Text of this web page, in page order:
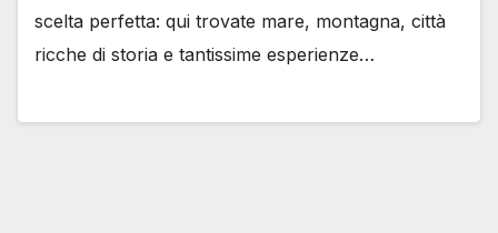
scelta perfetta: qui trovate mare, montagna, città
ricche di storia e tantissime esperienze…